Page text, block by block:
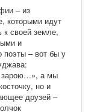
– из
которыми идут
своей земле,
и
поэты – вот бы у
зарою…», а мы
но и
друзей –